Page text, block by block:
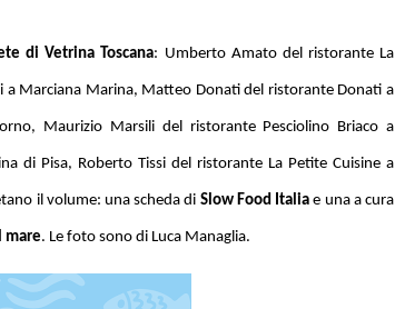
di Vetrina Toscana: Umberto Amato del ristorante La
a Marciana Marina, Matteo Donati del ristorante Donati a
Maurizio Marsili del ristorante Pesciolino Briaco a
di Pisa, Roberto Tissi del ristorante La Petite Cuisine a
il volume: una scheda di Slow Food Italia e una a cura
mare. Le foto sono di Luca Managlia.